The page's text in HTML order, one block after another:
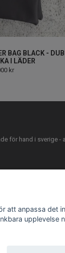
BAG BLACK -
I LÄDER
kr
för hand i sverige -
att anpassa det
upplevelse